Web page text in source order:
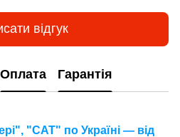
відгук
Оплата Гарантія
"САТ" по Україні — від